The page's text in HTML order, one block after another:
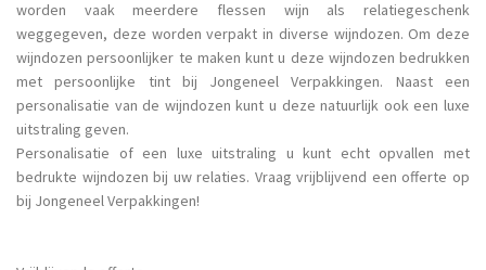
worden vaak meerdere flessen wijn als relatiegeschenk
weggegeven, deze worden verpakt in diverse wijndozen. Om deze
wijndozen persoonlijker te maken kunt u deze wijndozen bedrukken
met persoonlijke tint bij Jongeneel Verpakkingen. Naast een
personalisatie van de wijndozen kunt u deze natuurlijk ook een luxe
uitstraling geven.
Personalisatie of een luxe uitstraling u kunt echt opvallen met
bedrukte wijndozen bij uw relaties. Vraag vrijblijvend een offerte op
bij Jongeneel Verpakkingen!